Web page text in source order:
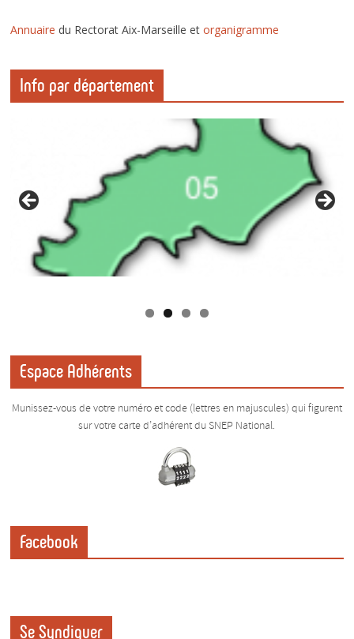
Annuaire du Rectorat Aix-Marseille etorganigramme
Info par département
Espace Adhérents
Munissez-vous de votre numéro et code (lettres en majuscules) qui figurent
sur votre carte d’adhérent du SNEP National.
Facebook
Se Syndiquer